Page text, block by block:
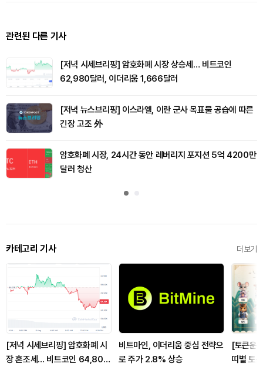
관련된 다른 기사
[저녁 시세브리핑] 암호화폐 시장 상승세… 비트코인
62,980달러, 이더리움 1,666달러
[저녁 뉴스브리핑] 이스라엘, 이란 군사 목표물 공습에 따른
긴장 고조 外
암호화폐 시장, 24시간 동안 레버리지 포지션 5억 4200만
달러 청산
카테고리 기사 더보기
[저녁 시세브리핑] 암호화폐 시
장 혼조세… 비트코인 64,801
비트마인, 이더리움 중심 전략으
로 주가 2.8% 상승
[토큰운
띠별 토